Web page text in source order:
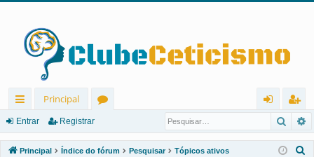
in
ks
Principal
u
ra
eg
ist
Entrar Registrar
Principal Índice do fórum Pesquisar Tópicos ativos